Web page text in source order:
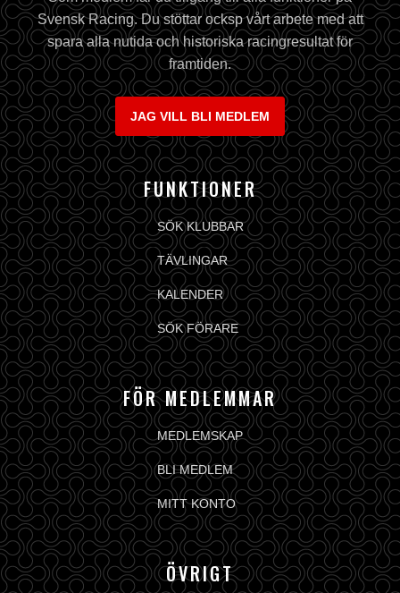
Svensk Racing. Du stöttar ocksp vårt arbete med att
spara alla nutida och historiska racingresultat för
framtiden.
JAG VILL BLI MEDLEM
FUNKTIONER
SÖK KLUBBAR
TÄVLINGAR
KALENDER
SÖK FÖRARE
FÖR MEDLEMMAR
MEDLEMSKAP
BLI MEDLEM
MITT KONTO
ÖVRIGT